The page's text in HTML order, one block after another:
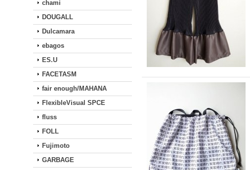
chami
DOUGALL
Dulcamara
ebagos
ES.U
FACETASM
fair enough/MAHANA
FlexibleVisual SPCE
fluss
FOLL
Fujimoto
GARBAGE